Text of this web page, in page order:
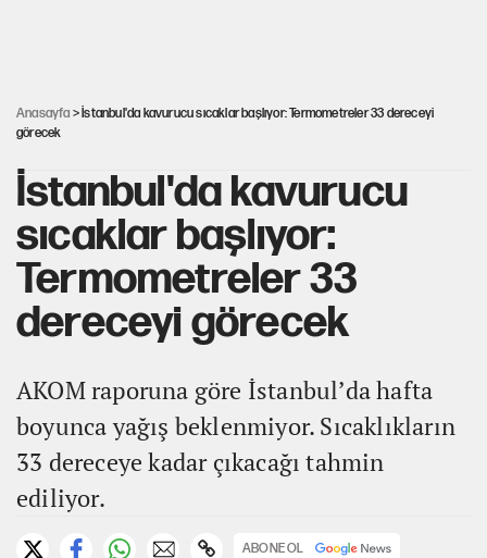
Anasayfa > İstanbul'da kavurucu sıcaklar başlıyor: Termometreler 33 dereceyi
görecek
İstanbul'da kavurucu
sıcaklar başlıyor:
Termometreler 33
dereceyi görecek
AKOM raporuna göre İstanbul’da hafta
boyunca yağış beklenmiyor. Sıcaklıkların
33 dereceye kadar çıkacağı tahmin
ediliyor.
ABONE OL